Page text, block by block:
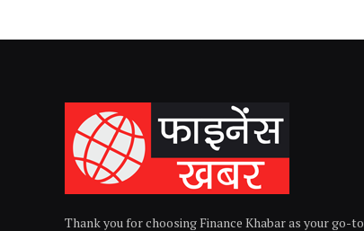
Thank you for choosing Finance Khabar as your go-to